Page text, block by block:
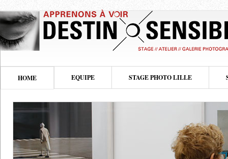
HOME EQUIPE STAGE PHOTO LILLE